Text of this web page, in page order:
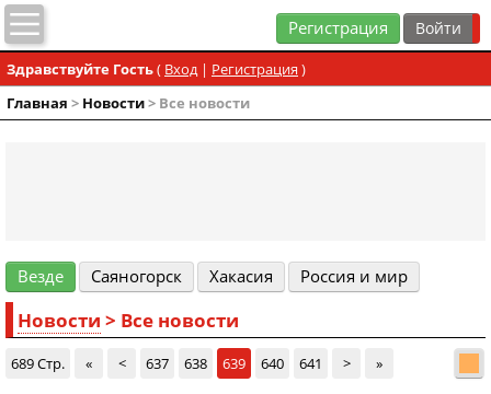
Регистрация
Здравствуйте Гость( Вход| Регистрация )
Главная > Новости> Все новости
Везде Cаяногорск Хакасия Россия и мир
Новости > Все новости
689 Стр. « < 637 638 639 640 641 > »